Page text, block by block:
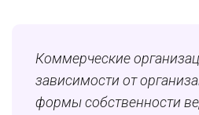
Коммерческие
зависимости от
формы собственности